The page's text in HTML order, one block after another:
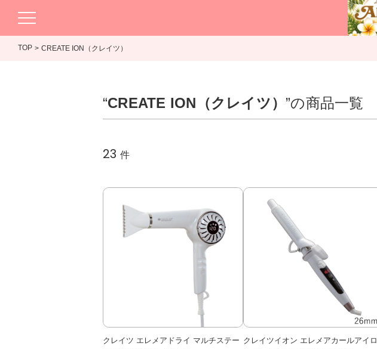
TOP CREATE ION（クレイツ）
“CREATE ION（クレイツ） ”の商品一覧
23 件
クレイツ エレメアドライ マルチステー クレイツイオン エレメアカールアイロ